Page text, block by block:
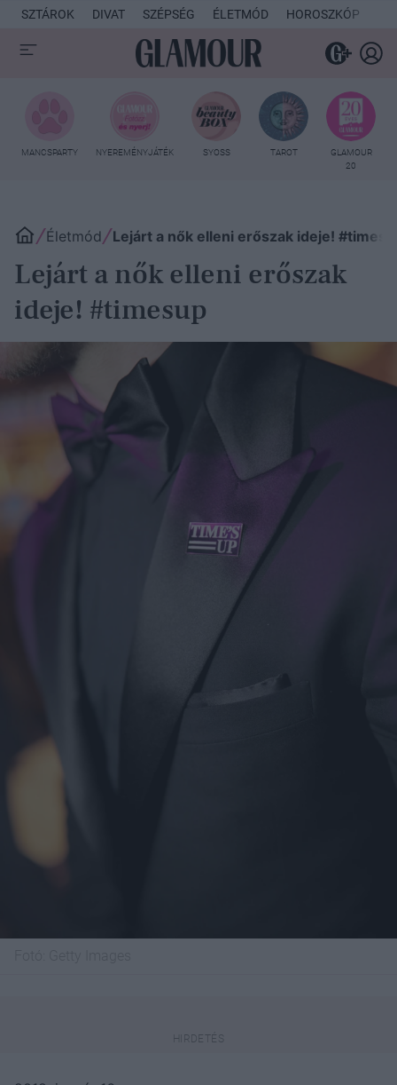
SZTÁROK DIVAT SZÉPSÉG ÉLETMÓD HOROSZKÓP
MANCSPARTY NYEREMÉNYJÁTÉK SYOSS TAROT
GLAMOUR
20
Életmód Lejárt a nők elleni erőszak ideje!
Lejárt a nők elleni erőszak
ideje! #timesup